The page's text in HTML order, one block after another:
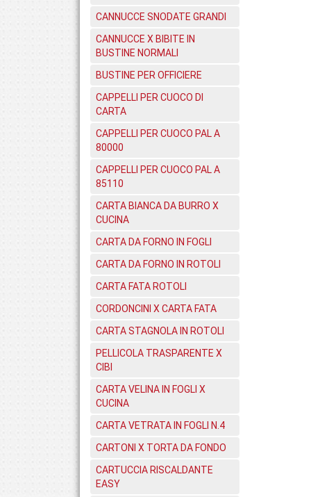
CANNUCCE SNODATE GRANDI
CANNUCCE X BIBITE IN
BUSTINE NORMALI
BUSTINE PER OFFICIERE
CAPPELLI PER CUOCO DI
CARTA
CAPPELLI PER CUOCO PAL A
80000
CAPPELLI PER CUOCO PAL A
85110
CARTA BIANCA DA BURRO X
CUCINA
CARTA DA FORNO IN FOGLI
CARTA DA FORNO IN ROTOLI
CARTA FATA ROTOLI
CORDONCINI X CARTA FATA
CARTA STAGNOLA IN ROTOLI
PELLICOLA TRASPARENTE X
CIBI
CARTA VELINA IN FOGLI X
CUCINA
CARTA VETRATA IN FOGLI N.4
CARTONI X TORTA DA FONDO
CARTUCCIA RISCALDANTE
EASY